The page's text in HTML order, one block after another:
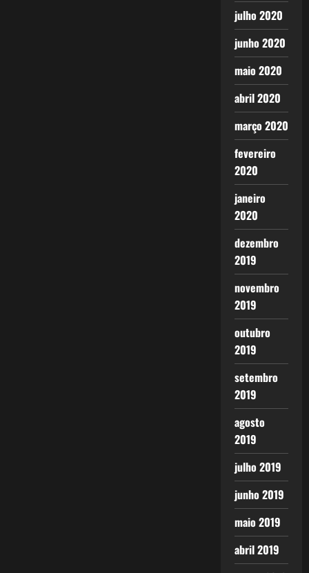
julho 2020
junho 2020
maio 2020
abril 2020
março 2020
fevereiro
2020
janeiro
2020
dezembro
2019
novembro
2019
outubro
2019
setembro
2019
agosto
2019
julho 2019
junho 2019
maio 2019
abril 2019